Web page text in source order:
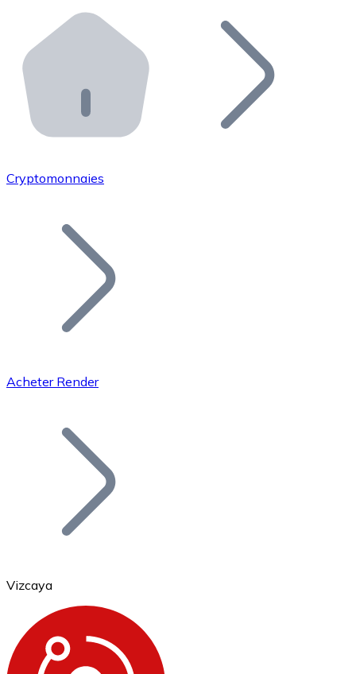
Distributeurs automatiques Bitnovo
Intégrez un ATM Bitnovo dans votre entreprise et
API Bitnovo
Intégrez notre API dans votre écosystème.
Rejoignez notre réseau de distributeurs et
Ajoutez le token de votre projet à notre service
Bitcoin
Ethereum
Cryptomonnaies
Acheter Render
Vizcaya